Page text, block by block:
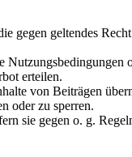
gegen geltendes
erteilen.
von Beiträgen
oder zu sperren.
sie gegen o. g.